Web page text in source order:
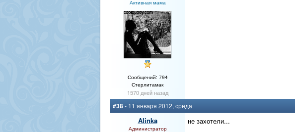
Активная мама
Сообщений: 794
Стерлитамак
1570 дней назад
#38- 11 января 2012, среда
Alinka
Администратор
не захотели...